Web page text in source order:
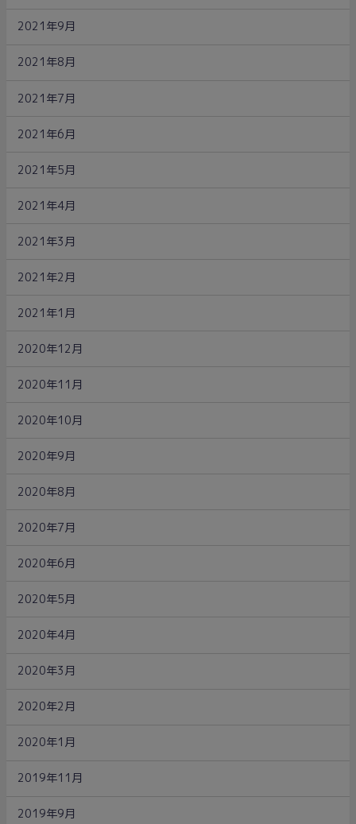
2021年9月
2021年8月
2021年7月
2021年6月
2021年5月
2021年4月
2021年3月
2021年2月
2021年1月
2020年12月
2020年11月
2020年10月
2020年9月
2020年8月
2020年7月
2020年6月
2020年5月
2020年4月
2020年3月
2020年2月
2020年1月
2019年11月
2019年9月